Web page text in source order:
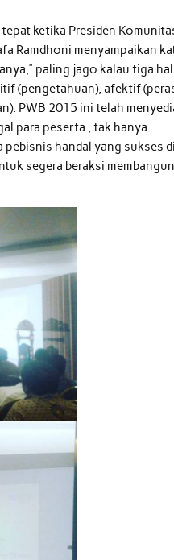
ketika Presiden
Ramdhoni menyampaikan
paling jago kalau tiga
(pengetahuan), afektif
PWB 2015 ini telah
para peserta , tak hanya
handal yang sukses di
segera beraksi membangun